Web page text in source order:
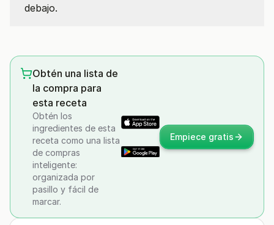
debajo.
Obtén una lista de
la compra para
esta receta
Obtén los
ingredientes de esta
receta como una lista
de compras
inteligente:
organizada por
pasillo y fácil de
marcar.
Empiece gratis